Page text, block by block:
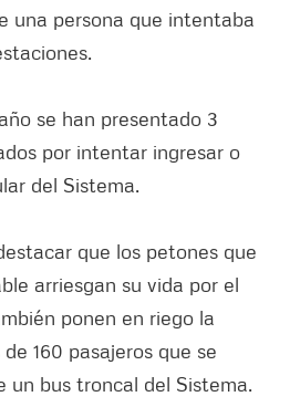
una persona que intentaba
se han presentado 3
por intentar ingresar o
del Sistema.
que los petones que
arriesgan su vida por el
ponen en riego la
160 pasajeros que se
bus troncal del Sistema.